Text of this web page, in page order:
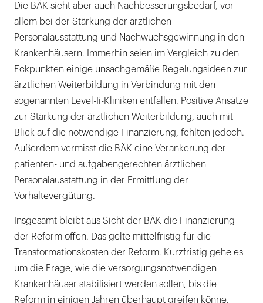
Die BÄK sieht aber auch Nachbesserungsbedarf, vor
allem bei der Stärkung der ärztlichen
Personalausstattung und Nachwuchsgewinnung in den
Krankenhäusern. Immerhin seien im Vergleich zu den
Eckpunkten einige unsachgemäße Regelungsideen zur
ärztlichen Weiterbildung in Verbindung mit den
sogenannten Level-Ii-Kliniken entfallen. Positive Ansätze
zur Stärkung der ärztlichen Weiterbildung, auch mit
Blick auf die notwendige Finanzierung, fehlten jedoch.
Außerdem vermisst die BÄK eine Verankerung der
patienten- und aufgabengerechten ärztlichen
Personalausstattung in der Ermittlung der
Vorhaltevergütung.
Insgesamt bleibt aus Sicht der BÄK die Finanzierung
der Reform offen. Das gelte mittelfristig für die
Transformationskosten der Reform. Kurzfristig gehe es
um die Frage, wie die versorgungsnotwendigen
Krankenhäuser stabilisiert werden sollen, bis die
Reform in einigen Jahren überhaupt greifen könne.